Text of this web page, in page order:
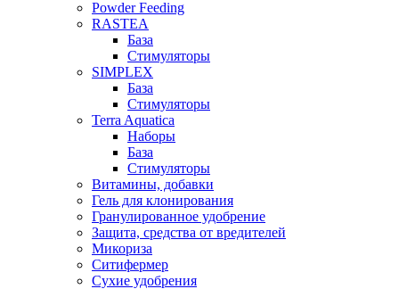
Powder Feeding
RASTEA
База
Стимуляторы
SIMPLEX
База
Стимуляторы
Terra Aquatica
Наборы
База
Стимуляторы
Витамины, добавки
Гель для клонирования
Гранулированное удобрение
Защита, средства от вредителей
Микориза
Ситифермер
Сухие удобрения